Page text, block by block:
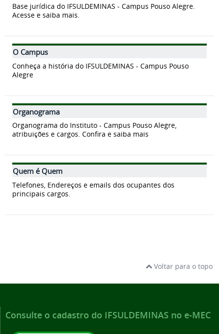
Base jurídica do IFSULDEMINAS - Campus Pouso Alegre.
Acesse e saiba mais.
O Campus
Conheça a história do IFSULDEMINAS - Campus Pouso
Alegre
Organograma
Organograma do Instituto - Campus Pouso Alegre,
atribuições e cargos. Confira e saiba mais
Quem é Quem
Telefones, Endereços e emails dos ocupantes dos
principais cargos.
Voltar para o topo
Consulte o cadastro do IFSULDEMINAS no e-MEC